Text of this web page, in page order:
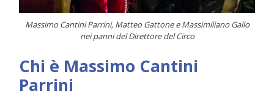
Massimo Cantini Parrini, Matteo Gattone e Massimiliano Gallo
nei panni del Direttore del Circo
Chi è Massimo Cantini
Parrini